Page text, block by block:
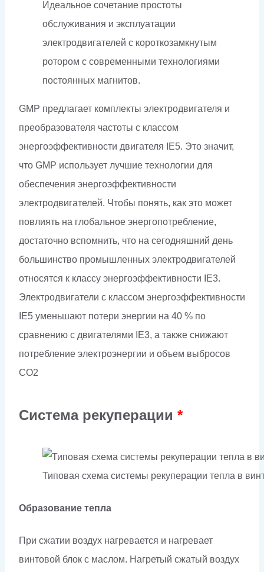
Идеальное сочетание простоты
обслуживания и эксплуатации
электродвигателей с короткозамкнутым
ротором с современными технологиями
постоянных магнитов.
GMP предлагает комплекты электродвигателя и
преобразователя частоты с классом
энергоэффективности двигателя IE5. Это значит,
что GMP использует лучшие технологии для
обеспечения энергоэффективности
электродвигателей. Чтобы понять, как это может
повлиять на глобальное энергопотребление,
достаточно вспомнить, что на сегодняшний день
большинство промышленных электродвигателей
относятся к классу энергоэффективности IE3.
Электродвигатели с классом энергоэффективности
IE5 уменьшают потери энергии на 40 % по
сравнению с двигателями IE3, а также снижают
потребление электроэнергии и объем выбросов
CO2
Система рекуперации *
Типовая схема системы рекуперации тепла в
Образование тепла
При сжатии воздух нагревается и нагревает
винтовой блок с маслом. Нагретый сжатый воздух